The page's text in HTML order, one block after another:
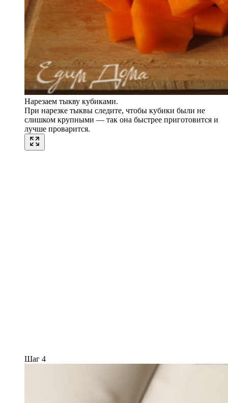
Нарезаем тыкву кубиками.
При нарезке тыквы следите, чтобы кубики были не
слишком крупными — так она быстрее приготовится и
лучше проварится.
Шаг 4